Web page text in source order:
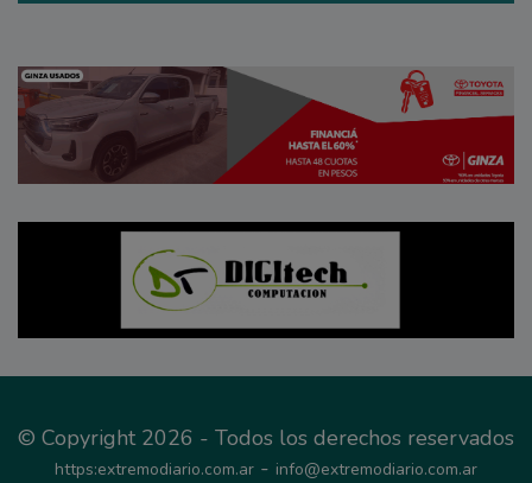
© Copyright 2026 - Todos los derechos reservados
https:extremodiario.com.ar - info@extremodiario.com.ar